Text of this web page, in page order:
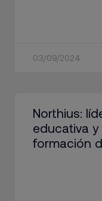
03/09/2024
Northius:
educativa
formación